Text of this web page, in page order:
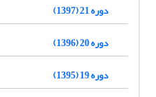
دوره 21 (1397)
دوره 20 (1396)
دوره 19 (1395)